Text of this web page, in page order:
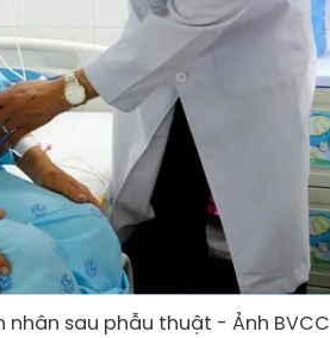
sau phẫu thuật - Ảnh BVCC